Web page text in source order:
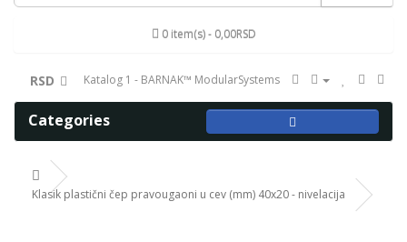
0 item(s) - 0,00RSD
RSD Katalog 1 - BARNAK™ ModularSystems
Categories
Klasik plastični čep pravougaoni u cev (mm) 40x20 - nivelacija